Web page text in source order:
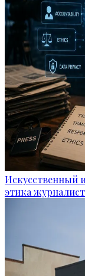
Искусственный
этика